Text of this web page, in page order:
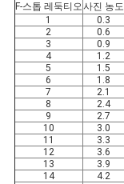
F-스톱 레둑티오사진 농도
1
0.3
2
0.6
3
0.9
4
1.2
5
1.5
6
1.8
7
2.1
8
2.4
9
2.7
10
3.0
11
3.3
12
3.6
13
3.9
14
4.2